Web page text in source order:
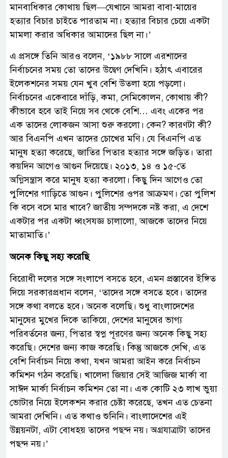
মানবাধিকার কোথায় ছিল—যেখানে আমরা বাবা-মায়ের
হত্যার বিচার চাইতে পারতাম না। হত্যার বিচার চেয়ে একটা
মামলা করার অধিকার আমাদের ছিল না।’
এ প্রসঙ্গে তিনি আরও বলেন, ‘১৯৮৮ সালে এরশাদের
নির্বাচনের সময় তো তাদের উদ্বেগ দেখিনি। হঠাৎ এবারের
ইলেকশনের সময় যেন খুব বেশি উতলা হয়ে পড়লো।
নির্বাচনের একেবারে দাঁড়ি, কমা, সেমিকোলন, কোথায় কী?
কীভাবে হবে তাই নিয়ে সব থেকে বেশি… এবং একের পর
এক তাদের লোকজন আসা শুরু করলো। কেন? কারণটা কী?
আর বিএনপি এখন তাদের চোখের মণি। যে বিএনপি এত
মানুষ হত্যা করেছে, জাতির পিতার হত্যার সঙ্গে জড়িত। তারা
কয়দিন আগেও আগুন দিয়েছে। ২০১৩, ১৪ ও ১৫-তে
অগ্নিসন্ত্রাস করে মানুষ হত্যা করলো। কিছু দিন আগেও তো
পুলিশের গাড়িতে আগুন। পুলিশের ‍ওপর আক্রমণ। তো পুলিশ
কি বসে বসে মার খাবে? জাতীয় সম্পদকে নষ্ট করা, এ দেশে
একটার পর একটা ধ্বংসযজ্ঞ চালালো, আজকে তাদের নিয়ে
মাতামাতি।’
অনেক কিছু সহ্য করেছি
বিরোধী দলের সঙ্গে সংলাপে বসতে হবে, এমন প্রস্তাবের ইঙ্গিত
দিয়ে সরকারপ্রধান বলেন, ‘তাদের সঙ্গে বসতে হবে। তাদের
সঙ্গে কথা বলতে হবে। অনেক বলেছি। শুধু বাংলাদেশের
মানুষের মুখের দিকে তাকিয়ে, দেশের মানুষের ভাগ্য
পরিবর্তনের জন্য, পিতার স্বপ্ন পূরণের জন্য অনেক কিছু সহ্য
করেছি। দেশের জন্য কাজ করেছি। কিন্তু আজকে দেখি, এত
বেশি নির্বাচন নিয়ে কথা, যখন আমরা আইন করে নির্বাচন
কমিশন গঠন করেছি। খালেদা জিয়ার সেই আজিজ মার্কা বা
সাঈদ মার্কা নির্বাচন কমিশন তো না। এক কোটি ২৩ লাখ ভুয়া
ভোটার নিয়ে ইলেকশন করার চেষ্টা করেছে, তখন এত চেতনা
আমরা দেখিনি। এত কথাও শুনিনি। বাংলাদেশের এই
উন্নয়নটা, এটা বোধহয় তাদের পছন্দ নয়। অগ্রযাত্রাটা তাদের
পছন্দ নয়।’